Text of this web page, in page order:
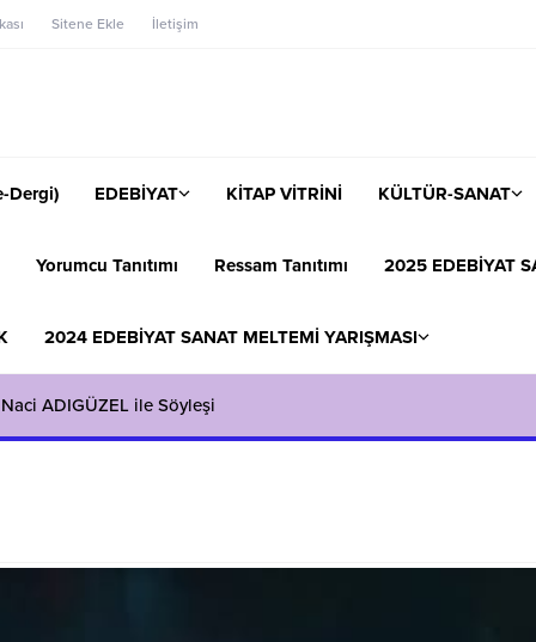
Sitene Ekle İletişim
Dergi) EDEBİYAT KİTAP VİTRİNİ KÜLTÜR-SANAT
Yorumcu Tanıtımı Ressam Tanıtımı 2025 EDEBİYAT
2024 EDEBİYAT SANAT MELTEMİ YARIŞMASI
Naci ADIGÜZEL ile Söyleşi